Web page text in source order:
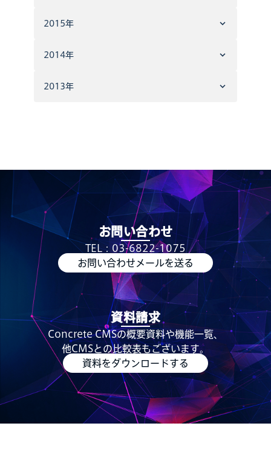
2015年
2014年
2013年
お問い合わせ
TEL：03-6822-1075
お問い合わせメールを送る
資料請求
Concrete CMSの概要資料や機能一覧、
他CMSとの比較表もございます。
資料をダウンロードする